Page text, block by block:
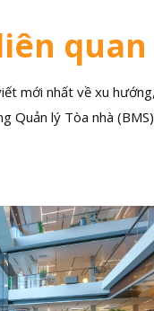
quan
mới nhất về xu
Quản lý Tòa nhà